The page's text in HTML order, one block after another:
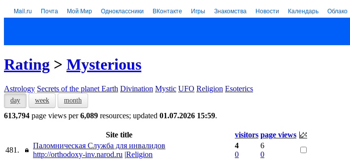
Mail.ru Почта Мой Мир Одноклассники ВКонтакте Игры Знакомства Новости Календарь Облако
Rating > Mysterious
Astrology Secrets of the planet Earth Divination Mystic UFO Religion Esoterics
day week month
613,794 page views per6,089 resources; updated 01.07.2026 15:59.
Site title visitors page views
481.
Паломническая Служба для инвалидов
http://orthodoxy-inv.narod.ru |Religion
4
0
6
0